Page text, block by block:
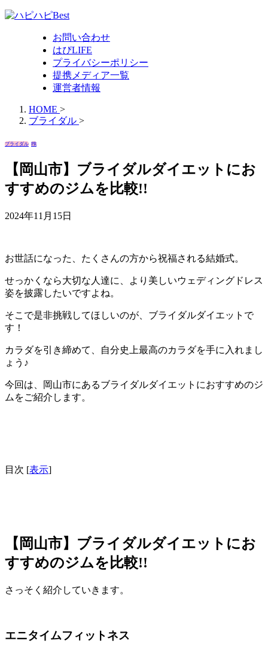
お問い合わせ
はぴLIFE
プライバシーポリシー
提携メディア一覧
運営者情報
HOME >
ブライダル >
ブライダル PR
【岡山市】ブライダルダイエットにお
すすめのジムを比較!!
2024年11月15日
お世話になった、たくさんの方から祝福される結婚式。
せっかくなら大切な人達に、より美しいウェディングドレス
姿を披露したいですよね。
そこで是非挑戦してほしいのが、ブライダルダイエットで
す！
カラダを引き締めて、自分史上最高のカラダを手に入れまし
ょう♪
今回は、岡山市にあるブライダルダイエットにおすすめのジ
ムをご紹介します。
目次 [表示]
【岡山市】ブライダルダイエットにお
すすめのジムを比較!!
さっそく紹介していきます。
エニタイムフィットネス